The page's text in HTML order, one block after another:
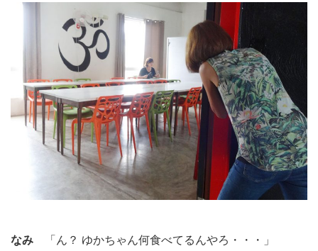
なみ 「ん？ ゆかちゃん何食べてるんやろ・・・」